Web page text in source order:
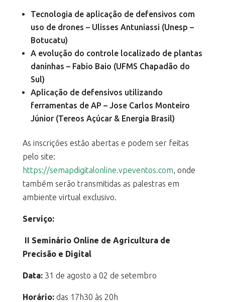
Tecnologia de aplicação de defensivos com
uso de drones – Ulisses Antuniassi (Unesp –
Botucatu)
A evolução do controle localizado de plantas
daninhas – Fabio Baio (UFMS Chapadão do
Sul)
Aplicação de defensivos utilizando
ferramentas de AP – Jose Carlos Monteiro
Júnior (Tereos Açúcar & Energia Brasil)
As inscrições estão abertas e podem ser feitas
pelo site:
https://semapdigitalonline.vpeventos.com, onde
também serão transmitidas as palestras em
ambiente virtual exclusivo.
Serviço:
II Seminário Online de Agricultura de
Precisão e Digital
Data: 31 de agosto a 02 de setembro
Horário: das 17h30 às 20h